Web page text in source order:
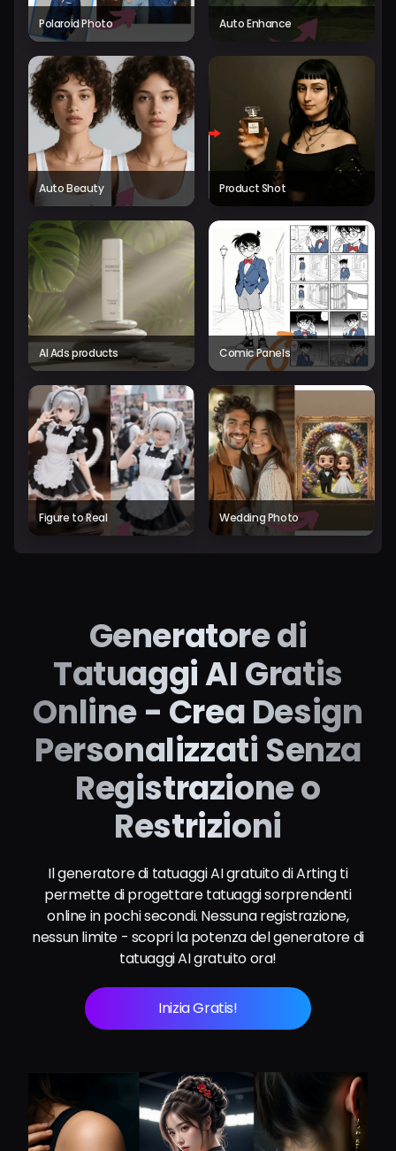
Polaroid Photo Auto Enhance
Auto Beauty Product Shot
AI Ads products Comic Panels
Figure to Real Wedding Photo
Generatore di
Tatuaggi AI Gratis
Online - Crea Design
Personalizzati Senza
Registrazione o
Restrizioni
Il generatore di tatuaggi AI gratuito di Arting ti
permette di progettare tatuaggi sorprendenti
online in pochi secondi. Nessuna registrazione,
nessun limite - scopri la potenza del generatore di
tatuaggi AI gratuito ora!
Inizia Gratis!